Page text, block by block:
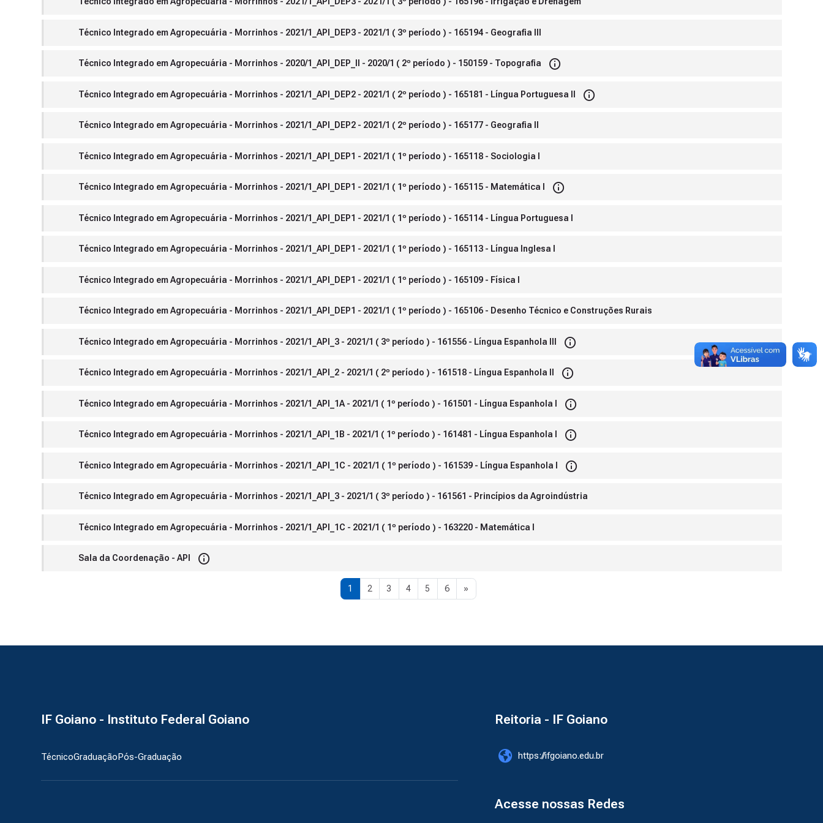
Técnico Integrado em Agropecuária - Morrinhos - 2021/1_API_DEP3 - 2021/1 ( 3º período ) - 165194 - Geografia III
Técnico Integrado em Agropecuária - Morrinhos - 2020/1_API_DEP_II - 2020/1 ( 2º período ) - 150159 - Topografia
Técnico Integrado em Agropecuária - Morrinhos - 2021/1_API_DEP2 - 2021/1 ( 2º período ) - 165181 - Língua Portuguesa II
Técnico Integrado em Agropecuária - Morrinhos - 2021/1_API_DEP2 - 2021/1 ( 2º período ) - 165177 - Geografia II
Técnico Integrado em Agropecuária - Morrinhos - 2021/1_API_DEP1 - 2021/1 ( 1º período ) - 165118 - Sociologia I
Técnico Integrado em Agropecuária - Morrinhos - 2021/1_API_DEP1 - 2021/1 ( 1º período ) - 165115 - Matemática I
Técnico Integrado em Agropecuária - Morrinhos - 2021/1_API_DEP1 - 2021/1 ( 1º período ) - 165114 - Língua Portuguesa I
Técnico Integrado em Agropecuária - Morrinhos - 2021/1_API_DEP1 - 2021/1 ( 1º período ) - 165113 - Língua Inglesa I
Técnico Integrado em Agropecuária - Morrinhos - 2021/1_API_DEP1 - 2021/1 ( 1º período ) - 165109 - Física I
Técnico Integrado em Agropecuária - Morrinhos - 2021/1_API_DEP1 - 2021/1 ( 1º período ) - 165106 - Desenho Técnico e Construções Rurais
Técnico Integrado em Agropecuária - Morrinhos - 2021/1_API_3 - 2021/1 ( 3º período ) - 161556 - Língua Espanhola III
Técnico Integrado em Agropecuária - Morrinhos - 2021/1_API_2 - 2021/1 ( 2º período ) - 161518 - Língua Espanhola II
Técnico Integrado em Agropecuária - Morrinhos - 2021/1_API_1A - 2021/1 ( 1º período ) - 161501 - Língua Espanhola I
Técnico Integrado em Agropecuária - Morrinhos - 2021/1_API_1B - 2021/1 ( 1º período ) - 161481 - Língua Espanhola I
Técnico Integrado em Agropecuária - Morrinhos - 2021/1_API_1C - 2021/1 ( 1º período ) - 161539 - Língua Espanhola I
Técnico Integrado em Agropecuária - Morrinhos - 2021/1_API_3 - 2021/1 ( 3º período ) - 161561 - Princípios da Agroindústria
Técnico Integrado em Agropecuária - Morrinhos - 2021/1_API_1C - 2021/1 ( 1º período ) - 163220 - Matemática I
Sala da Coordenação - API
1 Página 1
2Página 2
3 Página 3
4Página 4
5 Página 5
6Página 6
»
IF Goiano - Instituto Federal Goiano
TécnicoGraduaçãoPós-Graduação
Reitoria - IF Goiano
https://ifgoiano.edu.br
Acesse nossas Redes